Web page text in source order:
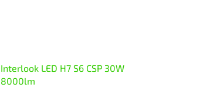
Interlook LED H7 S6 CSP 30W
8000lm